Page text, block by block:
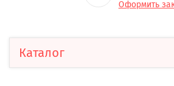
Оформить
Каталог